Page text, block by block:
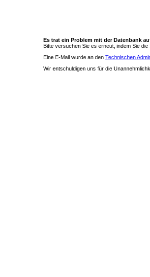
Es trat ein Problem mit der Datenbank
Bitte versuchen Sie es erneut, indem Sie die
Eine E-Mail wurde an den Technischen
Wir entschuldigen uns für die